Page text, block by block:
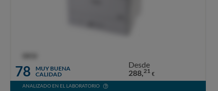
78
MUY BUENA
CALIDAD
Desde
288,21 €
ANALIZADO EN EL LABORATORIO